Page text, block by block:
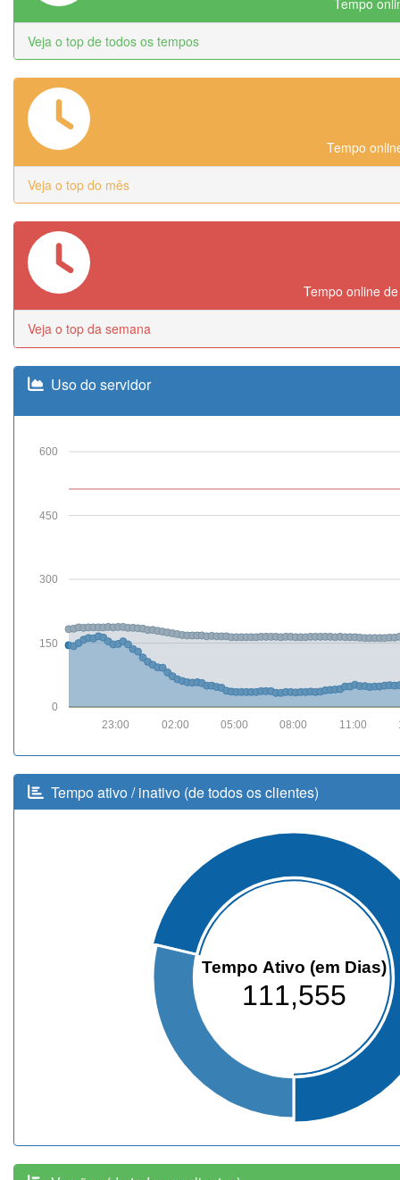
Veja o top de todos os tempos
Tempo
Veja o top do mês
Tempo online
Veja o top da semana
Uso do servidor
0
150
300
450
600
11:00
08:00
05:00
02:00
23:00
Tempo ativo / inativo (de todos os clientes)
Tempo Ativo (em Dias)
111,555